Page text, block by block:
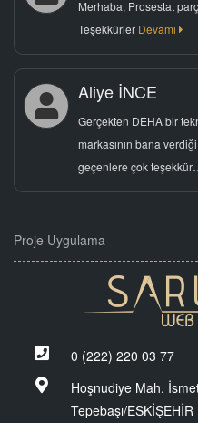
Merhaba, Prosestat
Teşekkürler Devamı
Aliye İNCE
Gerçekten DEHA bir
markasının bana
geçenlere çok
Proje Uygulama
0 (222) 220 03 77
Hoşnudiye Mah.
Tepebaşı/ESKİŞEHİR